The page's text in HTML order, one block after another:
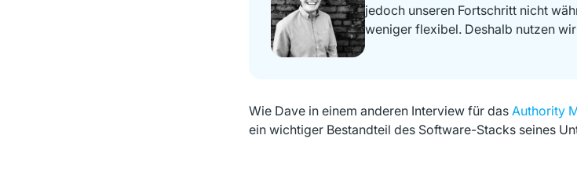
jedoch unseren Fortschritt nicht
weniger flexibel. Deshalb nutzen
Wie Dave in einem anderen Interview für das Authority
ein wichtiger Bestandteil des Software-Stacks seines